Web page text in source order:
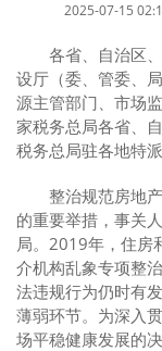
2025-07-15
各省、自治区
设厅（委、管委、
源主管部门、市场
家税务总局各省、
税务总局驻各地特
整治规范房地
的重要举措，事关
局。2019年，住房
介机构乱象专项整
法违规行为仍时有
薄弱环节。为深入
场平稳健康发展的